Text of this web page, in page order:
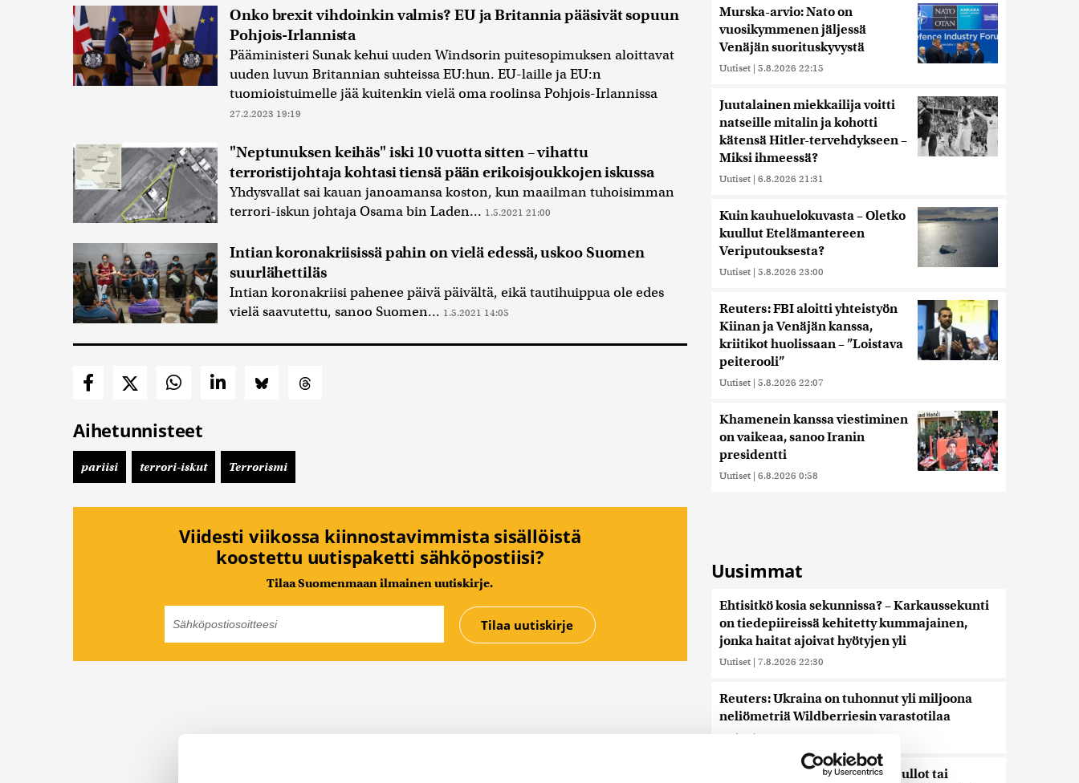
Onko brexit vihdoinkin valmis? EU ja Britannia pääsivät sopuun
Pohjois-Irlannista
Pääministeri Sunak kehui uuden Windsorin puitesopimuksen aloittavat
uuden luvun Britannian suhteissa EU:hun. EU-laille ja EU:n
tuomioistuimelle jää kuitenkin vielä oma roolinsa Pohjois-Irlannissa
27.2.2023 19:19
"Neptunuksen keihäs" iski 10 vuotta sitten – vihattu
terroristijohtaja kohtasi tiensä pään erikoisjoukkojen iskussa
Yhdysvallat sai kauan janoamansa koston, kun maailman tuhoisimman
terrori-iskun johtaja Osama bin Laden... 1.5.2021 21:00
Intian koronakriisissä pahin on vielä edessä, uskoo Suomen
suurlähettiläs
Intian koronakriisi pahenee päivä päivältä, eikä tautihuippua ole edes
vielä saavutettu, sanoo Suomen... 1.5.2021 14:05
Aihetunnisteet
pariisi terrori-iskut Terrorismi
Viidesti viikossa kiinnostavimmista sisällöistä
koostettu uutispaketti sähköpostiisi?
Tilaa Suomenmaan ilmainen uutiskirje.
Murska-arvio: Nato on
vuosikymmenen jäljessä
Venäjän suorituskyvystä
Uutiset | 5.8.2026 22:15
Juutalainen miekkailija voitti
natseille mitalin ja kohotti
kätensä Hitler-tervehdykseen –
Miksi ihmeessä?
Uutiset | 6.8.2026 21:31
Kuin kauhuelokuvasta – Oletko
kuullut Etelämantereen
Veriputouksesta?
Uutiset | 5.8.2026 23:00
Reuters: FBI aloitti yhteistyön
Kiinan ja Venäjän kanssa,
kriitikot huolissaan – ”Loistava
peiterooli”
Uutiset | 5.8.2026 22:07
Khamenein kanssa viestiminen
on vaikeaa, sanoo Iranin
presidentti
Uutiset | 6.8.2026 0:58
Uusimmat
Ehtisitkö kosia sekunnissa? – Karkaussekunti
on tiedepiireissä kehitetty kummajainen,
jonka haitat ajoivat hyötyjen yli
Uutiset | 7.8.2026 22:30
Reuters: Ukraina on tuhonnut yli miljoona
neliömetriä Wildberriesin varastotilaa
Uutiset |
Palautitko puistosta löydetyt pullot tai